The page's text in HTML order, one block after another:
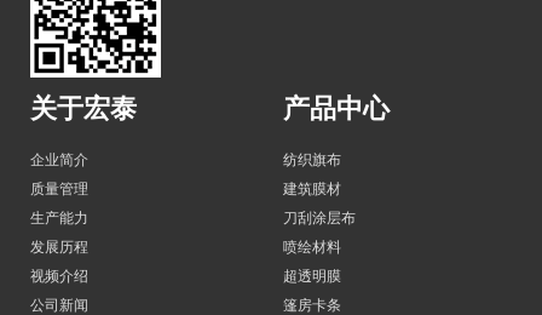
关于宏泰
企业简介
质量管理
生产能力
发展历程
视频介绍
公司新闻
产品中心
纺织旗布
建筑膜材
刀刮涂层布
喷绘材料
超透明膜
篷房卡条